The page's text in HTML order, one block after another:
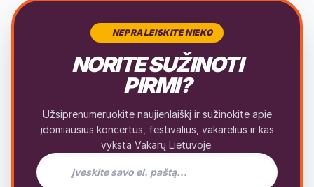
NEPRALEISKITE NIEKO
NORITE SUŽINOTI
PIRMI?
Užsiprenumeruokite naujienlaiškį ir sužinokite apie
įdomiausius koncertus, festivalius, vakarėlius ir kas
vyksta Vakarų Lietuvoje.
El. pašto adresas naujienlaiškiui